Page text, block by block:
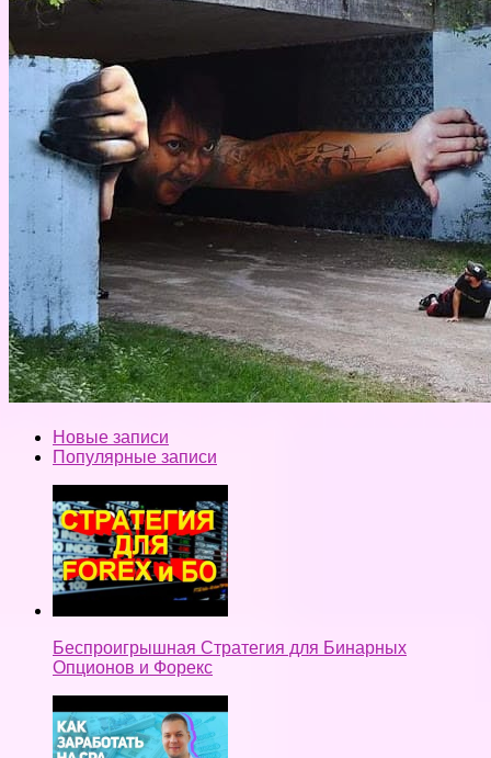
Новые записи
Популярные записи
Беспроигрышная Стратегия для Бинарных
Опционов и Форекс